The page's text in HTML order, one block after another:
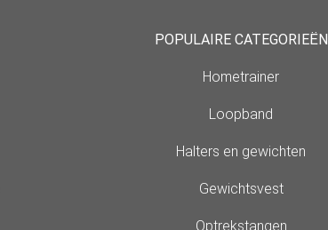
POPULAIRE CATEGORIEËN
Hometrainer
Loopband
Halters en gewichten
Gewichtsvest
Optrekstangen